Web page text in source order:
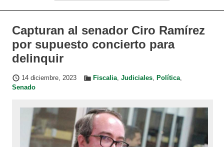
Capturan al senador Ciro Ramírez
por supuesto concierto para
delinquir
14 diciembre, 2023 Fiscalia, Judiciales, Política,
Senado